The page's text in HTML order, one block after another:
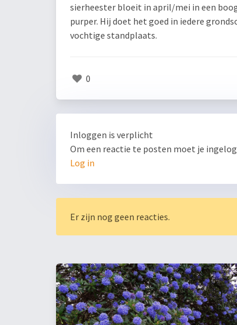
sierheester bloeit in april/mei in een
purper. Hij doet het goed in iedere
vochtige standplaats.
0
Inloggen is verplicht
Om een reactie te posten moet je
Log in
Er zijn nog geen reacties.